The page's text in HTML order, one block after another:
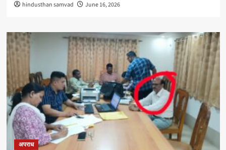
hindusthan samvad June 16, 2026
अपराध